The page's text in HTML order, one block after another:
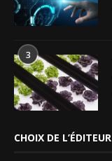
3
CHOIX DE L’ÉDITEUR